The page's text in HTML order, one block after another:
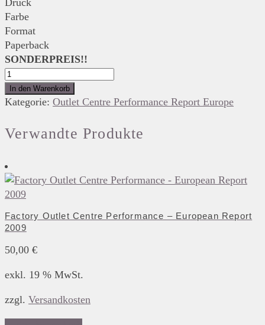
Druck
Farbe
Format
Paperback
SONDERPREIS!!
Factory
Outlet
Centre
Report
Menge
In den Warenkorb
Kategorie: Outlet Centre Performance Report Europe
Verwandte Produkte
Factory Outlet Centre Performance – European Report
2009
50,00 €
exkl. 19 % MwSt.
zzgl. Versandkosten